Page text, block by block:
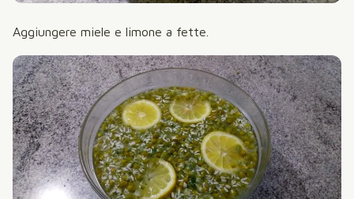
Aggiungere miele e limone a fette.